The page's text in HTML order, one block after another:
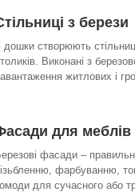
з берези
дошки створюють
Виконані з
житлових і
для меблів
фасади –
фарбуванню,
для сучасного або